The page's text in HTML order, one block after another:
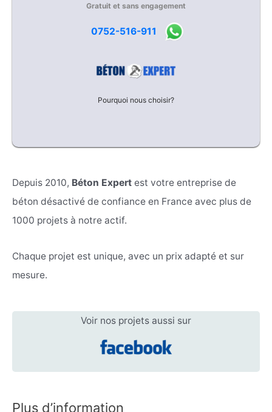
Gratuit et sans engagement
0752-516-911
Pourquoi nous choisir?
Depuis 2010, Béton Expert est votre entreprise de
béton désactivé de confiance en France avec plus de
1000 projets à notre actif.
Chaque projet est unique, avec un prix adapté et sur
mesure.
Voir nos projets aussi sur
Plus d’information